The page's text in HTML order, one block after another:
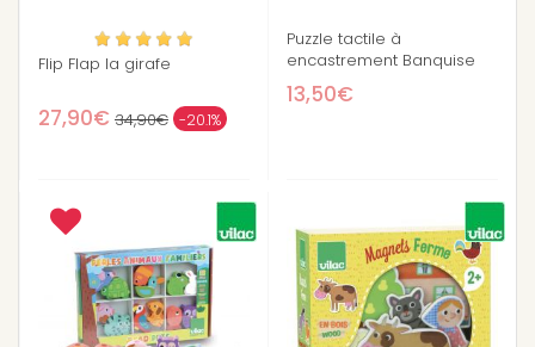
Flip Flap la girafe
27,90€ 34,90€ -20.1%
Puzzle tactile à
encastrement Banquise
13,50€